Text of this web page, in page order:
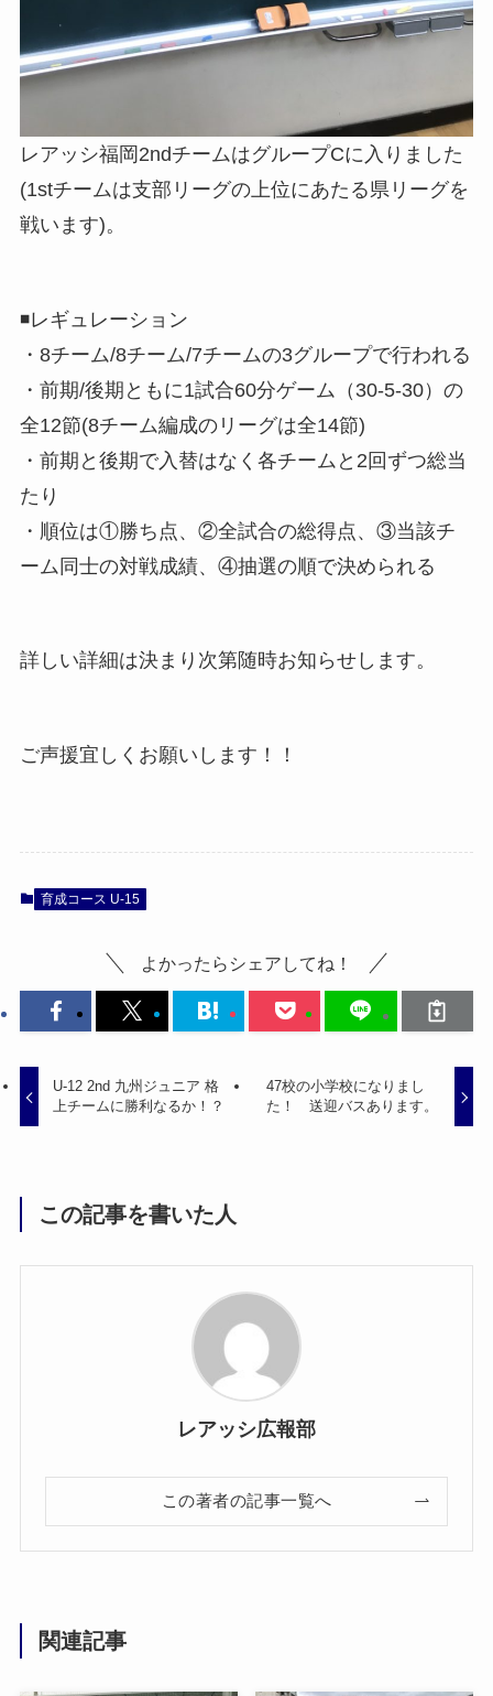
レアッシ福岡2ndチームはグループCに入りました
(1stチームは支部リーグの上位にあたる県リーグを
戦います)。
◾️レギュレーション
・8チーム/8チーム/7チームの3グループで行われる
・前期/後期ともに1試合60分ゲーム（30-5-30）の
全12節(8チーム編成のリーグは全14節)
・前期と後期で入替はなく各チームと2回ずつ総当
たり
・順位は①勝ち点、②全試合の総得点、③当該チ
ーム同士の対戦成績、④抽選の順で決められる
詳しい詳細は決まり次第随時お知らせします。
ご声援宜しくお願いします！！
育成コース U-15
よかったらシェアしてね！
U-12 2nd 九州ジュニア 格
上チームに勝利なるか！？
47校の小学校になりまし
た！ 送迎バスあります。
この記事を書いた人
レアッシ広報部
この著者の記事一覧へ
関連記事